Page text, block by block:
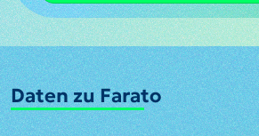
Daten zu Farato